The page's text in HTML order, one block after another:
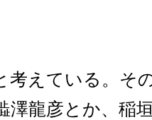
考えている。そ
澤龍彦とか、稲